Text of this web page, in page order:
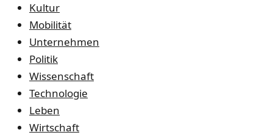
Kultur
Mobilität
Unternehmen
Politik
Wissenschaft
Technologie
Leben
Wirtschaft